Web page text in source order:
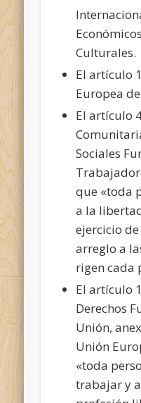
Culturales.
El artículo
Europea
El artículo
Sociales
que «toda
a la
ejercicio
arreglo a
rigen cada
El artículo
Derechos
Unión,
Unión
«toda
trabajar y